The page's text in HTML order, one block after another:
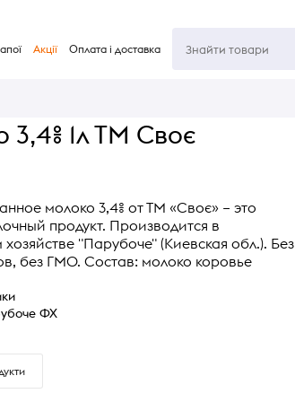
Акції Оплата і доставка
3,4% 1л ТМ Своє
молоко 3,4% от ТМ «Своє» – это
продукт. Производится в
"Парубоче" (Киевская обл.). Без
без ГМО. Состав: молоко коровье
ФХ